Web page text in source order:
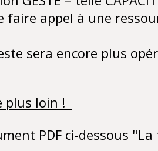
faire appel à une
sera encore plus
plus loin !
PDF ci-dessous